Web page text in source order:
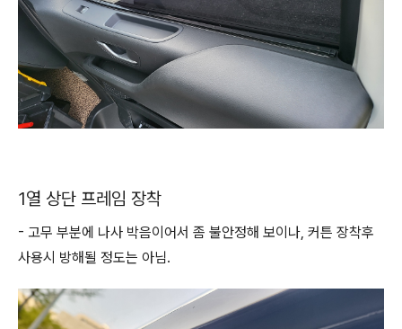
1열 상단 프레임 장착
- 고무 부분에 나사 박음이어서 좀 불안정해 보이나, 커튼 장착후
사용시 방해될 정도는 아님.